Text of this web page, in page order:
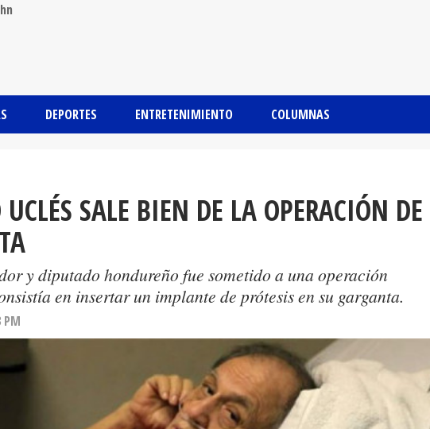
DEPORTES ENTRETENIMIENTO COLUMNAS
UCLÉS SALE BIEN DE LA OPERACIÓN DE
y diputado hondureño fue sometido a una operación
en insertar un implante de prótesis en su garganta.
PM